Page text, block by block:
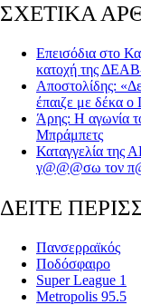
ΣΧΕΤΙΚΑ
Επεισόδια στο
κατοχή της
Αποστολίδης:
έπαιζε με δέκα
Άρης: Η αγωνία
Μπράμπετς
Καταγγελία της
γ@@@σω τον
ΔΕΙΤΕ
Πανσερραϊκός
Ποδόσφαιρο
Super League 1
Metropolis 95.5